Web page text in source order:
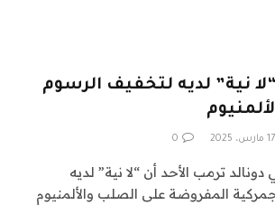
نية” لديه لتخفيف الرسوم
17 مارس، 2025 0
دونالد ترمب الأحد أن “لا نية” لديه
المفروضة على الصلب والألمنيوم